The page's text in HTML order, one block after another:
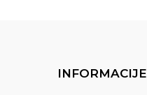
INFORMACIJE